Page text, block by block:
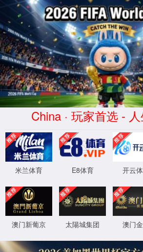
长者模式 无障
米兰(milan)网站米兰
(milan)网站首页
部
当前位置：米兰(milan)网站首页>政民互动
主任信箱
征集调查
纪检监察信访举报
妨碍统一大市场和...
纪检监察信访举报
联系我们 网站地图
XML 地图